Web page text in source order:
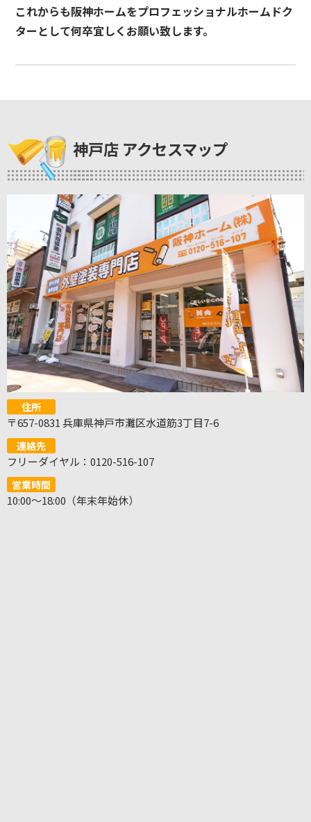
これからも阪神ホームをプロフェッショナルホームドク
ターとして何卒宜しくお願い致します。
神戸店 アクセスマップ
住所
〒657-0831 兵庫県神戸市灘区水道筋3丁目7-6
連絡先
フリーダイヤル：0120-516-107
営業時間
10:00～18:00（年末年始休）